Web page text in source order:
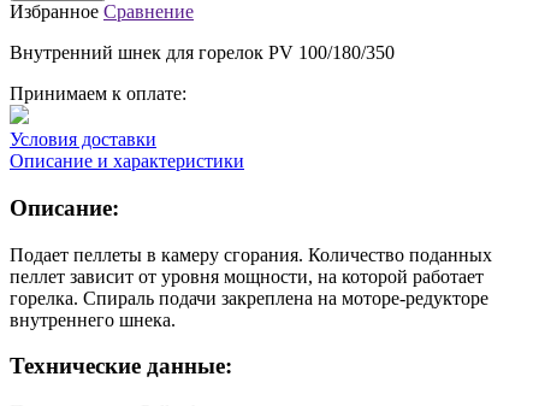
Избранное Сравнение
Внутренний шнек для горелок PV 100/180/350
Принимаем к оплате:
Условия доставки
Описание и характеристики
Описание:
Подает пеллеты в камеру сгорания. Количество поданных
пеллет зависит от уровня мощности, на которой работает
горелка. Спираль подачи закреплена на моторе-редукторе
внутреннего шнека.
Технические данные: